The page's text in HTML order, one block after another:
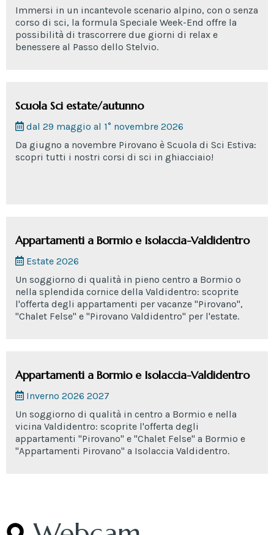
Immersi in un incantevole scenario alpino, con o senza
corso di sci, la formula Speciale Week-End offre la
possibilità di trascorrere due giorni di relax e
benessere al Passo dello Stelvio.
Scuola Sci estate/autunno
dal 29 maggio al 1° novembre 2026
Da giugno a novembre Pirovano è Scuola di Sci Estiva:
scopri tutti i nostri corsi di sci in ghiacciaio!
Appartamenti a Bormio e Isolaccia-Valdidentro
Estate 2026
Un soggiorno di qualità in pieno centro a Bormio o
nella splendida cornice della Valdidentro: scoprite
l'offerta degli appartamenti per vacanze "Pirovano",
"Chalet Felse" e "Pirovano Valdidentro" per l'estate.
Appartamenti a Bormio e Isolaccia-Valdidentro
Inverno 2026 2027
Un soggiorno di qualità in centro a Bormio e nella
vicina Valdidentro: scoprite l'offerta degli
appartamenti "Pirovano" e "Chalet Felse" a Bormio e
"Appartamenti Pirovano" a Isolaccia Valdidentro.